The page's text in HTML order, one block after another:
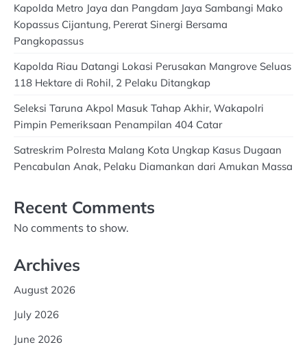
Kapolda Metro Jaya dan Pangdam Jaya Sambangi Mako
Kopassus Cijantung, Pererat Sinergi Bersama
Pangkopassus
Kapolda Riau Datangi Lokasi Perusakan Mangrove Seluas
118 Hektare di Rohil, 2 Pelaku Ditangkap
Seleksi Taruna Akpol Masuk Tahap Akhir, Wakapolri
Pimpin Pemeriksaan Penampilan 404 Catar
Satreskrim Polresta Malang Kota Ungkap Kasus Dugaan
Pencabulan Anak, Pelaku Diamankan dari Amukan Massa
Recent Comments
No comments to show.
Archives
August 2026
July 2026
June 2026